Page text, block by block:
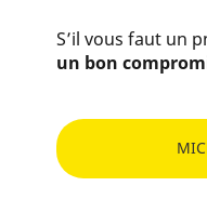
S’il vous faut un
un bon